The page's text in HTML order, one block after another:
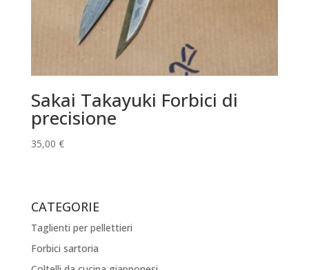
Sakai Takayuki Forbici di
precisione
35,00 €
CATEGORIE
Taglienti per pellettieri
Forbici sartoria